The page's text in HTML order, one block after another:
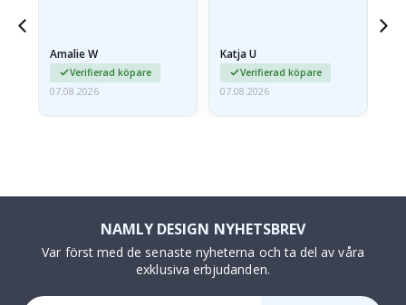
Amalie W
Verifierad köpare
07.08.2026
Katja U
Verifierad köpare
07.08.2026
NAMLY DESIGN NYHETSBREV
Var först med de senaste nyheterna och ta del av våra
exklusiva erbjudanden.